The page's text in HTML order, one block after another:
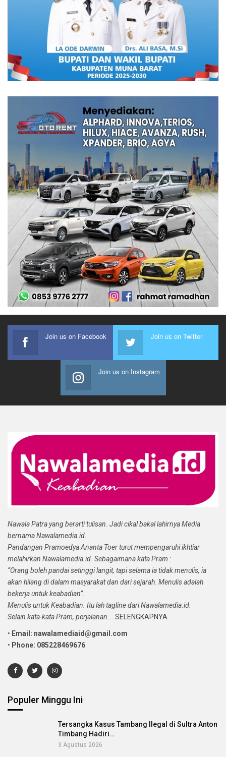
Join us on Facebook Join us on Twitter
Join us on Instagram
Nawala Patra yang berarti tulisan. Jadi cikal bakal lahirnya Media
bernama Nawalamedia.id.
Pandangan Pramoedya Ananta Toer turut mempengaruhi ikhtiar
melahirkan Nawalamedia.id. Sebagaimana kata Pram :
“Orang boleh pandai setinggi langit, tapi selama ia tidak menulis, ia
akan hilang di dalam masyarakat dan dari sejarah. Menulis adalah
bekerja untuk keabadian”.
Menulis untuk Keabadian. Itu lah tagline dari Nawalamedia.id.
Selain kata-kata Pram, perjalanan... SELENGKAPNYA
• Email: nawalamediaid@gmail.com
• Phone: 085228469676
Populer Minggu Ini
Tersangka Kasus Tambang Ilegal di Sultra Anton
Timbang Hadiri…
3 Agustus 2026